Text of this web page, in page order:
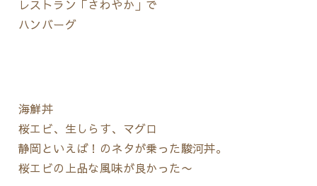
レストラン「さわやか」で
ハンバーグ
海鮮丼
桜エビ、生しらす、マグロ
静岡といえば！のネタが乗った駿河丼。
桜エビの上品な風味が良かった〜